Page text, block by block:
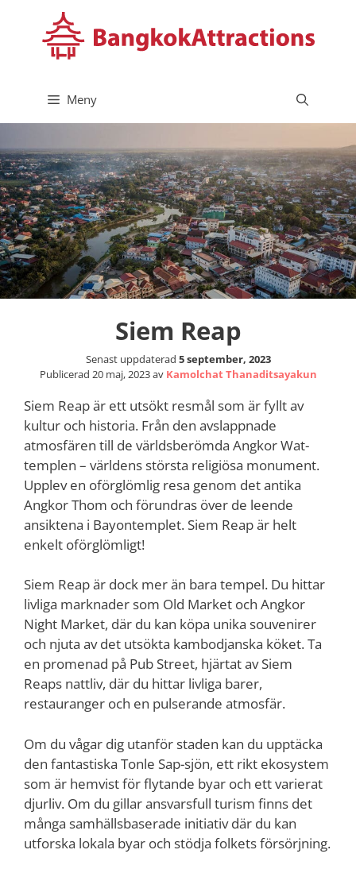
innehåll
Meny
Siem Reap
Senast uppdaterad 5 september, 2023
Publicerad 20 maj, 2023av Kamolchat Thanaditsayakun
Siem Reap är ett utsökt resmål som är fyllt av
kultur och historia. Från den avslappnade
atmosfären till de världsberömda Angkor Wat-
templen – världens största religiösa monument.
Upplev en oförglömlig resa genom det antika
Angkor Thom och förundras över de leende
ansiktena i Bayontemplet. Siem Reap är helt
enkelt oförglömligt!
Siem Reap är dock mer än bara tempel. Du hittar
livliga marknader som Old Market och Angkor
Night Market, där du kan köpa unika souvenirer
och njuta av det utsökta kambodjanska köket. Ta
en promenad på Pub Street, hjärtat av Siem
Reaps nattliv, där du hittar livliga barer,
restauranger och en pulserande atmosfär.
Om du vågar dig utanför staden kan du upptäcka
den fantastiska Tonle Sap-sjön, ett rikt ekosystem
som är hemvist för flytande byar och ett varierat
djurliv. Om du gillar ansvarsfull turism finns det
många samhällsbaserade initiativ där du kan
utforska lokala byar och stödja folkets försörjning.